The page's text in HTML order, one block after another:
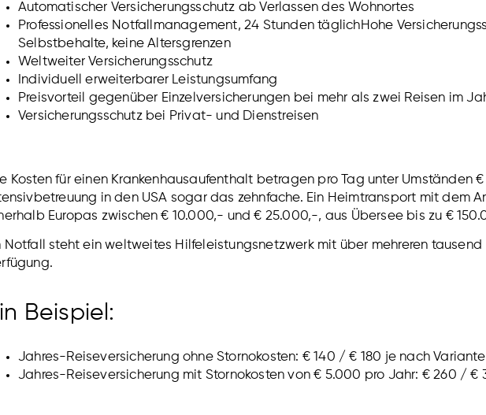
Automatischer Versicherungsschutz ab Verlassen des Wohnortes
Professionelles Notfallmanagement, 24 Stunden täglichHohe
Selbstbehalte, keine Altersgrenzen
Weltweiter Versicherungsschutz
Individuell erweiterbarer Leistungsumfang
Preisvorteil gegenüber Einzelversicherungen bei mehr als zwei Reisen im
Versicherungsschutz bei Privat- und Dienstreisen
Kosten für einen Krankenhausaufenthalt betragen pro Tag unter Umständen
in den USA sogar das zehnfache. Ein Heimtransport mit dem
Europas zwischen € 10.000,- und € 25.000,-, aus Übersee bis zu €
Notfall steht ein weltweites Hilfeleistungsnetzwerk mit über mehreren tausend
Beispiel:
Jahres-Reiseversicherung ohne Stornokosten: € 140 / € 180 je nach Variante
Jahres-Reiseversicherung mit Stornokosten von € 5.000 pro Jahr: € 260 / €